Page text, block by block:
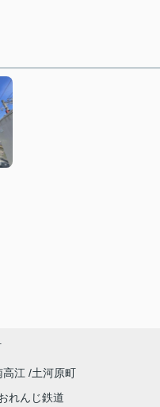
高江
土河原町
れんじ鉄道